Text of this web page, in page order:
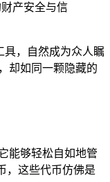
产安全与信
具，自然成为众人瞩
却如同一颗隐藏的
能够轻松自如地管
，这些代币仿佛是